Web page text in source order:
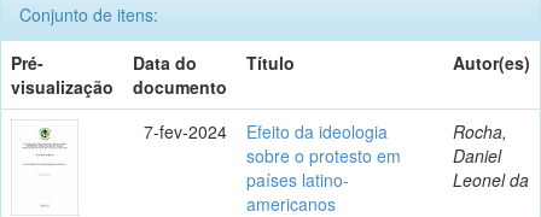
Conjunto de itens:
Pré-
visualização
Data do
documento
Título Autor(es)
7-fev-2024
Efeito da ideologia
sobre o protesto em
países latino-
americanos
Rocha,
Daniel
Leonel da